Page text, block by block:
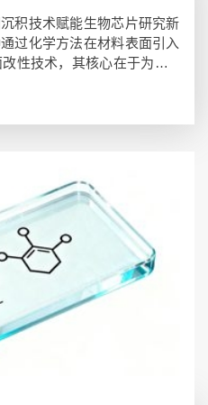
积技术赋能生物芯片研究新
过化学方法在材料表面引入
性技术，其核心在于为生
”，能…